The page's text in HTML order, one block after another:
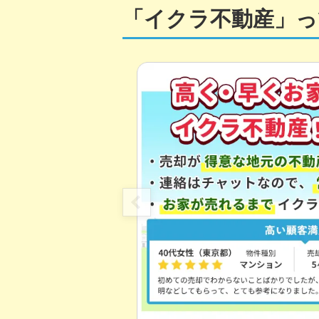
「イクラ不動産」